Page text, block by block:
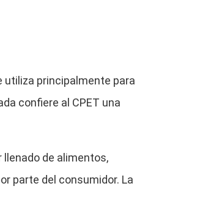
utiliza principalmente para
confiere al CPET una
de alimentos,
parte del consumidor. La